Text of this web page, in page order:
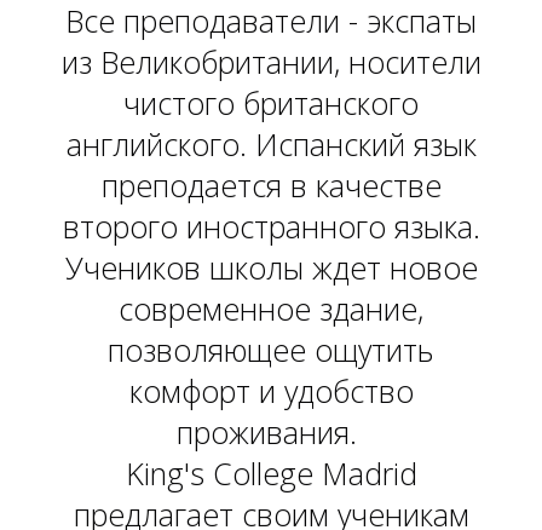
Л
Все преподаватели - экспаты
из Великобритании, носители
чистого британского
английского. Испанский язык
преподается в качестве
второго иностранного языка.
Учеников школы ждет новое
современное здание,
позволяющее ощутить
комфорт и удобство
проживания.
King's College Madrid
предлагает своим ученикам